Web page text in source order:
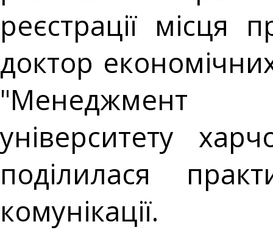
реєстрації місця
доктор
"Менеджмент
університету
поділилася
комунікації.